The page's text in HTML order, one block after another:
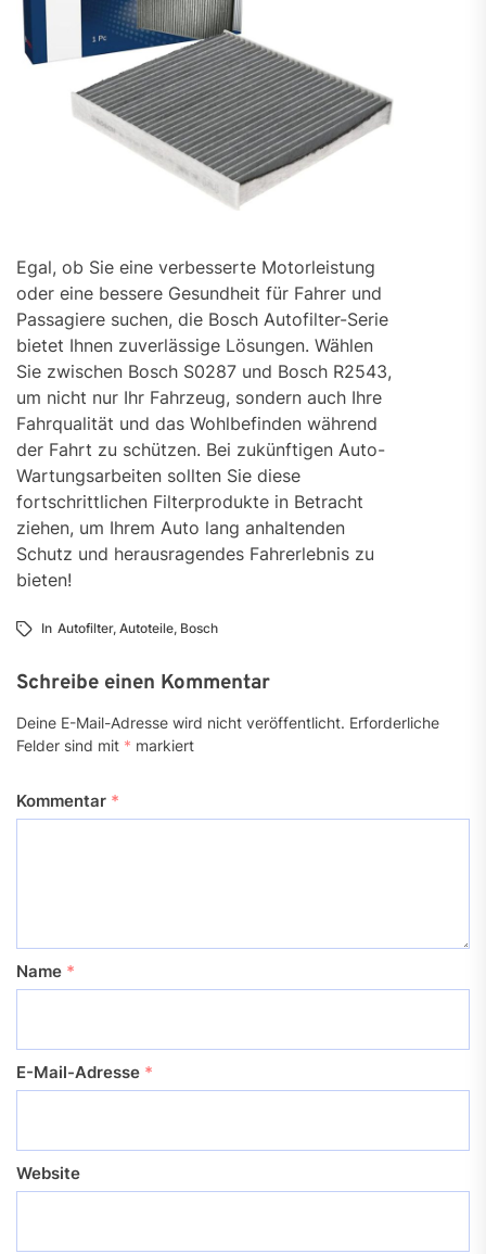
Egal, ob Sie eine verbesserte Motorleistung
oder eine bessere Gesundheit für Fahrer und
Passagiere suchen, die Bosch Autofilter-Serie
bietet Ihnen zuverlässige Lösungen. Wählen
Sie zwischen Bosch S0287 und Bosch R2543,
um nicht nur Ihr Fahrzeug, sondern auch Ihre
Fahrqualität und das Wohlbefinden während
der Fahrt zu schützen. Bei zukünftigen Auto-
Wartungsarbeiten sollten Sie diese
fortschrittlichen Filterprodukte in Betracht
ziehen, um Ihrem Auto lang anhaltenden
Schutz und herausragendes Fahrerlebnis zu
bieten!
In Autofilter, Autoteile, Bosch
Schreibe einen Kommentar
Deine E-Mail-Adresse wird nicht veröffentlicht. Erforderliche
Felder sind mit * markiert
Kommentar *
Name *
E-Mail-Adresse *
Website